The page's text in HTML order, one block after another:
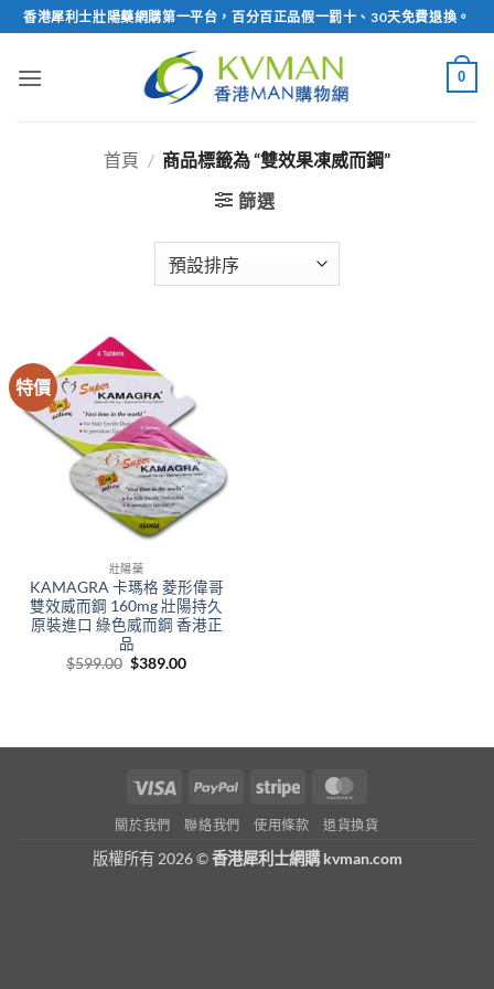
Skip
to
content
香港犀利士壯陽藥網購第一平台，百分百正品假一罰十、30天免費退換。
0
首頁 / 商品標籤為 “雙效果凍威而鋼”
篩選
特價
壯陽藥
KAMAGRA 卡瑪格 菱形偉哥
雙效威而鋼 160mg 壯陽持久
原裝進口 綠色威而鋼 香港正
品
$599.00 Original
$389.00Current
Visa PayPal Stripe
關於我們 聯絡我們 使用條款 退貨換貨
版權所有 2026 ©香港犀利士網購 kvman.com